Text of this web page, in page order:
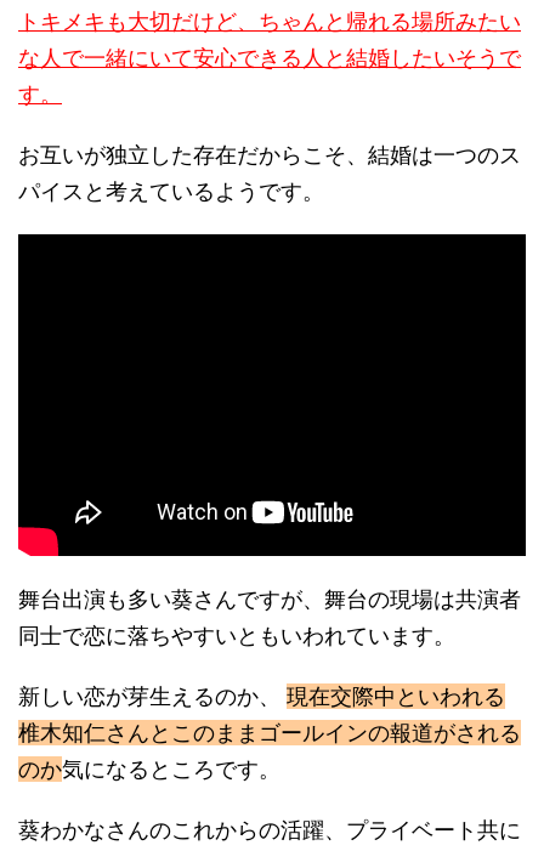
トキメキも大切だけど、ちゃんと帰れる場所みたい
な人で一緒にいて安心できる人と結婚したいそうで
す。
お互いが独立した存在だからこそ、結婚は一つのス
パイスと考えているようです。
舞台出演も多い葵さんですが、舞台の現場は共演者
同士で恋に落ちやすいともいわれています。
新しい恋が芽生えるのか、 現在交際中といわれる
椎木知仁さんとこのままゴールインの報道がされる
のか気になるところです。
葵わかなさんのこれからの活躍、プライベート共に